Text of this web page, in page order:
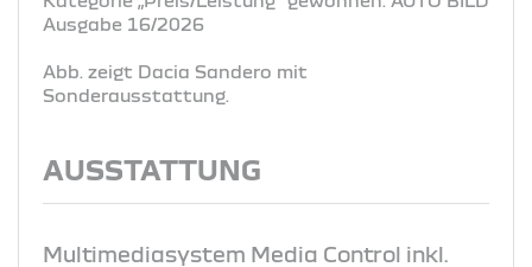
Ausgabe 16/2026
Abb. zeigt Dacia Sandero mit
Sonderausstattung.
AUSSTATTUNG
Multimediasystem Media Control inkl.